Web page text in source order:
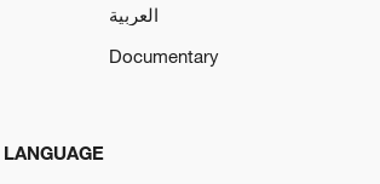
العربية
Documentary